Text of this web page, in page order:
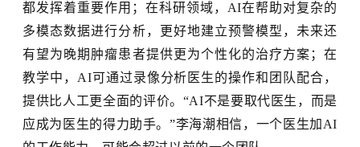
都发挥着重要作用；在科研领域，AI在帮助对复杂的
多模态数据进行分析，更好地建立预警模型，未来还
有望为晚期肿瘤患者提供更为个性化的治疗方案；在
教学中，AI可通过录像分析医生的操作和团队配合，
提供比人工更全面的评价。“AI不是要取代医生，而是
应成为医生的得力助手。”李海潮相信，一个医生加AI